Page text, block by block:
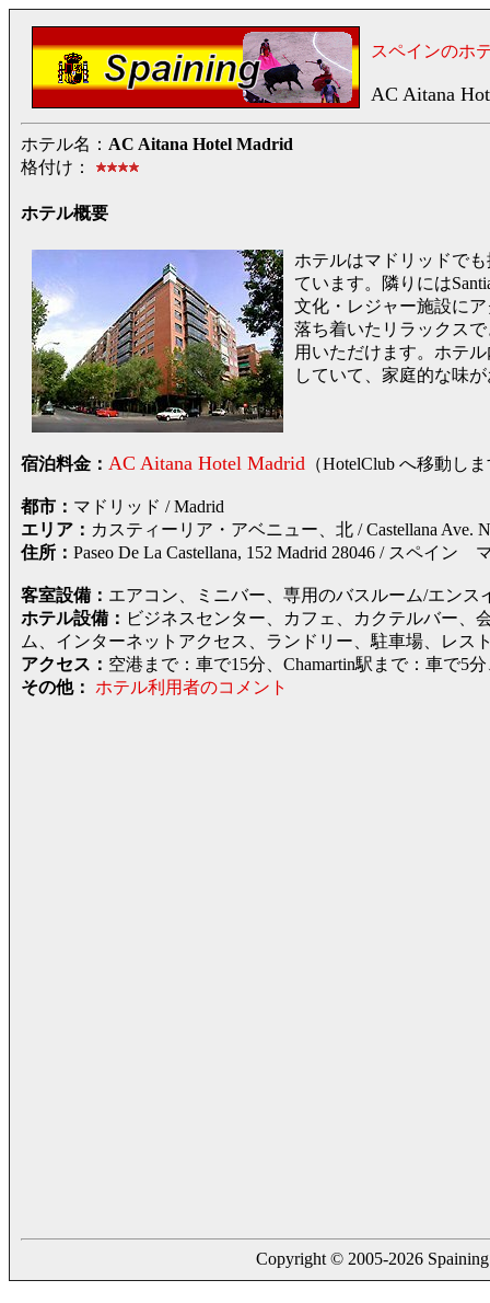
スペインのホ
AC Aitana
ホテル名： AC Aitana Hotel Madrid
格付け：
ホテル概要
ホテルはマドリッドでも
ています。隣りには
文化・レジャー施設に
落ち着いたリラックス
用いただけます。ホテ
していて、家庭的な味
宿泊料金： AC Aitana Hotel Madrid （HotelClub へ移動し
都市： マドリッド / Madrid
エリア： カスティーリア・アベニュー、北 / Castellana Ave.
住所： Paseo De La Castellana, 152 Madrid 28046 / スペ
客室設備： エアコン、ミニバー、専用のバスルーム/エンス
ホテル設備： ビジネスセンター、カフェ、カクテルバー、
ム、インターネットアクセス、ランドリー、駐車場、レス
アクセス： 空港まで：車で15分、Chamartin駅まで：車で5
その他：
ホテル利用者のコメント
Copyright © 2005-2026